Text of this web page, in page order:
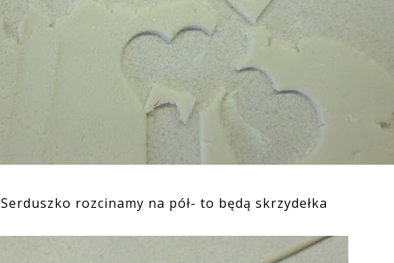
Serduszko rozcinamy na pół- to będą skrzydełka